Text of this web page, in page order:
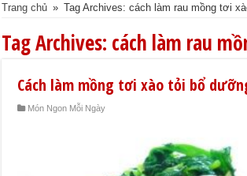
Trang chủ » Tag Archives: cách làm rau mồng tơi
Tag Archives: cách làm rau
Cách làm mồng tơi xào tỏi bổ
Món Ngon Mỗi Ngày